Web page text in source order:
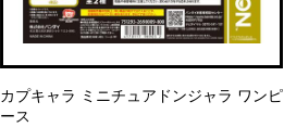
カプキャラ ミニチュアドンジャラ ワンピ
ース